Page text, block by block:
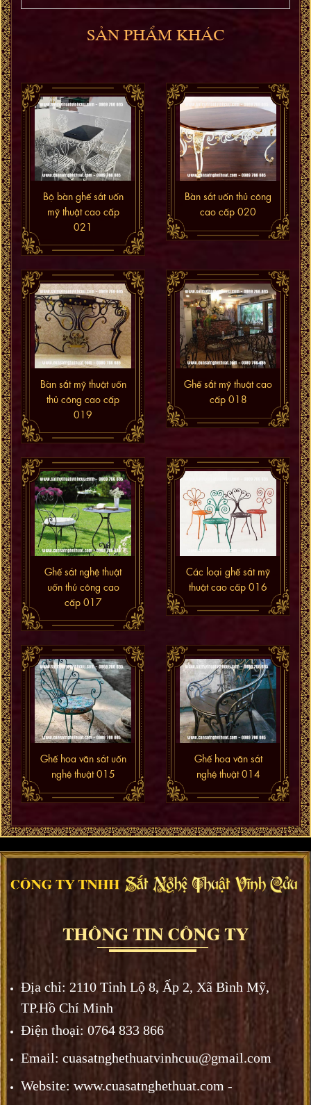
SẢN PHẨM KHÁC
Bộ bàn ghế sắt uốn
mỹ thuật cao cấp
021
Bàn sắt uốn thủ công
cao cấp 020
Bàn sắt mỹ thuật uốn
thủ công cao cấp
019
Ghế sắt mỹ thuật cao
cấp 018
Ghế sắt nghệ thuật
uốn thủ công cao
cấp 017
Các loại ghế sắt mỹ
thuật cao cấp 016
Ghế hoa văn sắt uốn
nghệ thuật 015
Ghế hoa văn sắt
nghệ thuật 014
Địa chỉ: 2110 Tỉnh Lộ 8, Ấp 2, Xã Bình Mỹ,
TP.Hồ Chí Minh
Điện thoại: 0764 833 866
Email: cuasatnghethuatvinhcuu@gmail.com
Website: www.cuasatnghethuat.com -